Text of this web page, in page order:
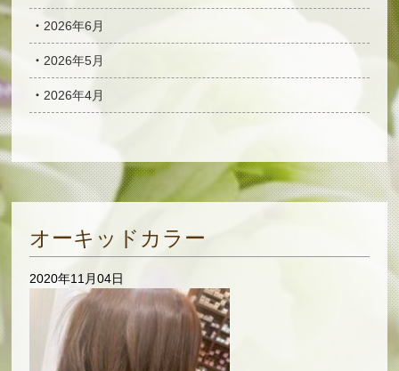
2026年6月
2026年5月
2026年4月
オーキッドカラー
2020年11月04日